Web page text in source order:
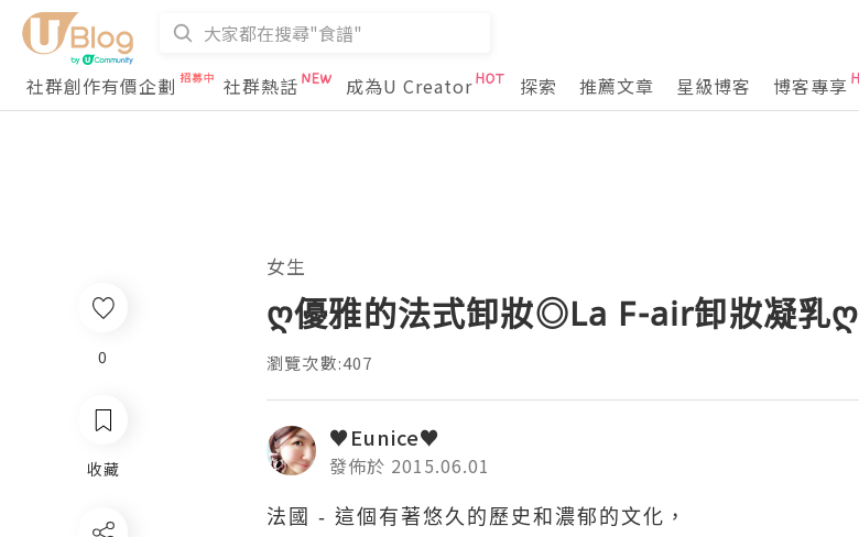
社群創作有價企劃
社群熱話 成為U Creator 探索 推薦文章 星級博客 博客專享
0
收藏
女生
ღ優雅的法式卸妝◎La F-air卸妝凝乳ღ
瀏覽次數:407
♥Eunice♥
發佈於 2015.06.01
法國 - 這個有著悠久的歷史和濃郁的文化，